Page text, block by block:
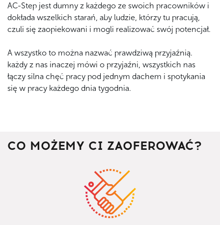
AC-Step jest dumny z każdego ze swoich pracowników i
dokłada wszelkich starań, aby ludzie, którzy tu pracują,
czuli się zaopiekowani i mogli realizować swój potencjał.
A wszystko to można nazwać prawdziwą przyjaźnią.
każdy z nas inaczej mówi o przyjaźni, wszystkich nas
łączy silna chęć pracy pod jednym dachem i spotykania
się w pracy każdego dnia tygodnia.
CO MOŻEMY CI ZAOFEROWAĆ?